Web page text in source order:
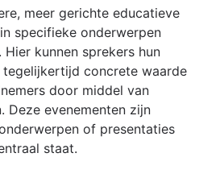
meer gerichte educatieve
specifieke onderwerpen
kunnen sprekers hun
concrete waarde
door middel van
Deze evenementen zijn
of presentaties
staat.